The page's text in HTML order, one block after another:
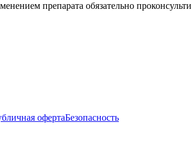
препарата обязательно
офертаБезопасность